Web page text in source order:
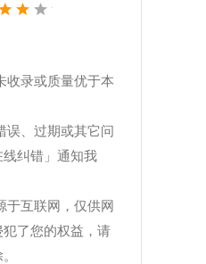
录或质量优于本
、过期或其它问
纠错」通知我
互联网，仅供网
了您的权益，请